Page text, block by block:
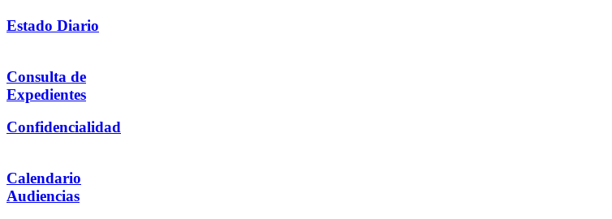
Estado Diario
Consulta de
Expedientes
Confidencialidad
Calendario
Audiencias